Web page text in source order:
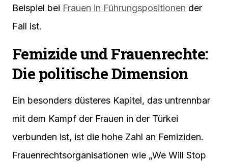
Beispiel bei Frauen in Führungspositionen der
Fall ist.
Femizide und Frauenrechte:
Die politische Dimension
Ein besonders düsteres Kapitel, das untrennbar
mit dem Kampf der Frauen in der Türkei
verbunden ist, ist die hohe Zahl an Femiziden.
Frauenrechtsorganisationen wie „We Will Stop